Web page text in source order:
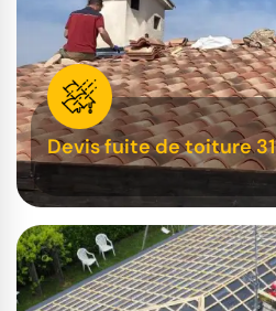
Devis fuite de toiture 31